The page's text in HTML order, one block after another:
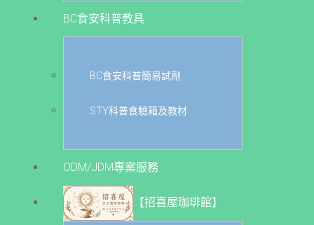
BC食安科普教具
BC食安科普簡易試劑
STY科普食驗箱及教材
ODM/JDM專案服務
【招喜屋珈琲館】